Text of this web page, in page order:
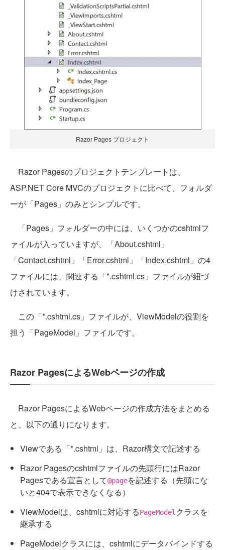
Razor Pages プロジェクト
Razor Pagesのプロジェクトテンプレートは、
ASP.NET Core MVCのプロジェクトに比べて、フォルダ
ーが「Pages」のみとシンプルです。
「Pages」フォルダーの中には、いくつかのcshtmlフ
ァイルが入っていますが、「About.cshtml」
「Contact.cshtml」「Error.cshtml」「Index.cshtml」の4
ファイルには、関連する「*.cshtml.cs」ファイルが紐づ
けされています。
この「*.cshtml.cs」ファイルが、ViewModelの役割を
担う「PageModel」ファイルです。
Razor PagesによるWebページの作成
Razor PagesによるWebページの作成方法をまとめる
と、以下の通りになります。
Viewである「*.cshtml」は、Razor構文で記述する
Razor Pagesのcshtmlファイルの先頭行にはRazor
Pagesである宣言として@pageを記述する（先頭にな
いと404で表示できなくなる）
ViewModelは、cshtmlに対応するPageModel クラスを
継承する
PageModelクラスには、cshtmlにデータバインドする